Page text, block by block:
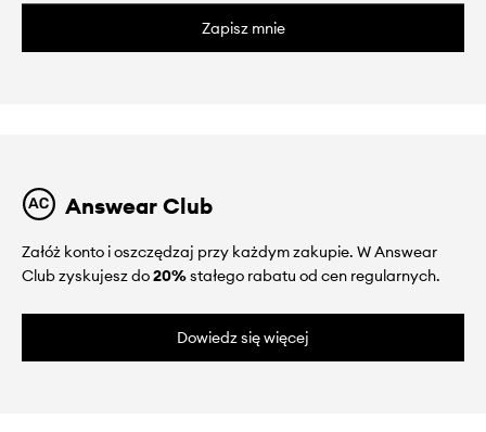
Zapisz mnie
Answear Club
Załóż konto i oszczędzaj przy każdym zakupie. W Answear
Club zyskujesz do20%stałego rabatu od cen regularnych.
Dowiedz się więcej